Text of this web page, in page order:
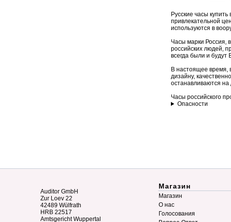
Русские часы
привлекательной
используются в
Часы марки Россия,
российских людей,
всегда были и
В настоящее время,
дизайну,
останавливаются
Часы российского
Опасности
Auditor GmbH
Zur Loev 22
42489 Wülfrath
HRB 22517
Amtsgericht Wuppertal
Магазин
Магазин
О нас
Голосования